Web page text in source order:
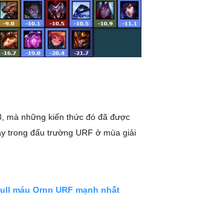
mà những kiến thức đó đã được
trong đấu trường URF ở mùa giải
máu Ornn URF mạnh nhất